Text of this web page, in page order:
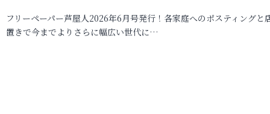
フリーペーパー芦屋人2026年6月号発行！各家庭へのポスティングと
置きで今までよりさらに幅広い世代に…